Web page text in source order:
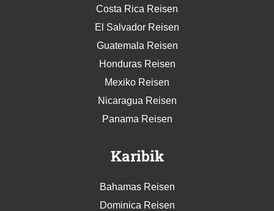
Costa Rica Reisen
El Salvador Reisen
Guatemala Reisen
Honduras Reisen
Mexiko Reisen
Nicaragua Reisen
Panama Reisen
Karibik
Bahamas Reisen
Dominica Reisen